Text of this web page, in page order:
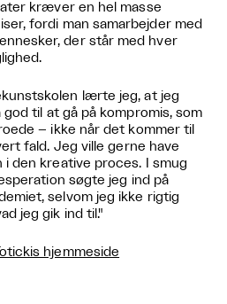
kræver en hel masse
fordi man samarbejder med
der står med hver
lærte jeg, at jeg
god til at gå på kompromis, som
– ikke når det kommer til
fald. Jeg ville gerne have
i den kreative proces. I smug
søgte jeg ind på
selvom jeg ikke rigtig
jeg gik ind til."
hjemmeside